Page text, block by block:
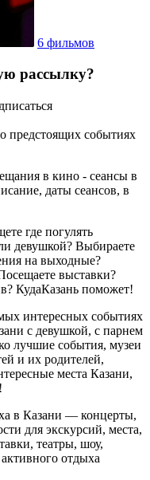
6 фильмов
рассылку?
предстоящих событиях
в кино - сеансы в
даты сеансов, в
где погулять
девушкой? Выбираете
на выходные?
выставки?
КудаКазань поможет!
интересных событиях
с девушкой, с парнем
лучшие события, музеи
и их родителей,
места Казани,
в Казани — концерты,
для экскурсий, места,
театры, шоу,
отдыха